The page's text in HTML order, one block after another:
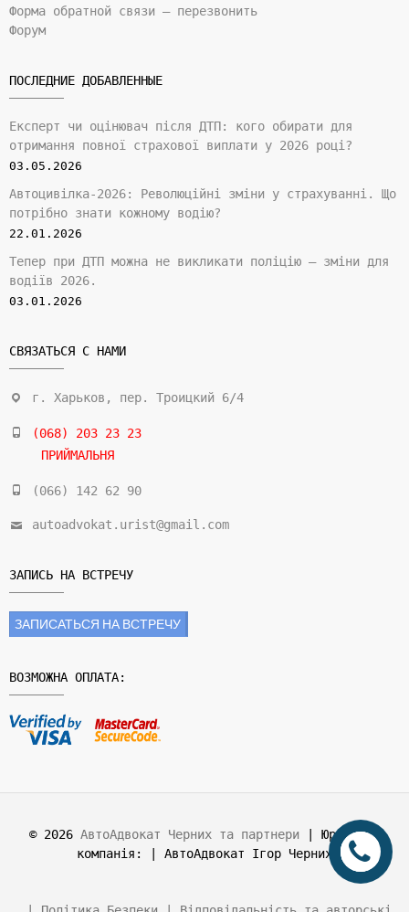
Форма обратной связи — перезвонить
Форум
ПОСЛЕДНИЕ ДОБАВЛЕННЫЕ
Експерт чи оцінювач після ДТП: кого обирати для
отримання повної страхової виплати у 2026 році?
03.05.2026
Автоцивілка-2026: Революційні зміни у страхуванні. Що
потрібно знати кожному водію?
22.01.2026
Тепер при ДТП можна не викликати поліцію — зміни для
водіїв 2026.
03.01.2026
СВЯЗАТЬСЯ С НАМИ
г. Харьков, пер. Троицкий 6/4
(068) 203 23 23
ПРИЙМАЛЬНЯ
(066) 142 62 90
autoadvokat.urist@gmail.com
ЗАПИСЬ НА ВСТРЕЧУ
ЗАПИСАТЬСЯ НА ВСТРЕЧУ
ВОЗМОЖНА ОПЛАТА:
© 2026 АвтоАдвокат Черних та партнери | Юридична
компанія:
| АвтоАдвокат Ігор Черних